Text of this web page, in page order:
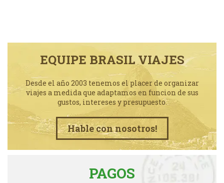
EQUIPE BRASIL VIAJES
Desde el año 2003 tenemos el placer de organizar
viajes a medida que adaptamos en funcion de sus
gustos, intereses y presupuesto.
Hable con nosotros!
PAGOS